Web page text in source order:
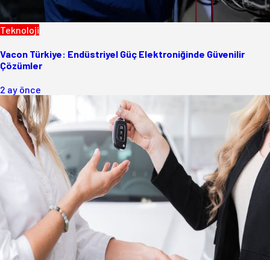
Teknoloji
Vacon Türkiye: Endüstriyel Güç Elektroniğinde Güvenilir
Çözümler
2 ay önce